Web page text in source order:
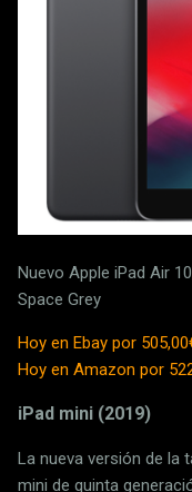
Nuevo Apple iPad Air
Space Grey
Hoy en Ebay por
Hoy en Amazon por
iPad mini (2019)
La nueva versión de la
mini de quinta